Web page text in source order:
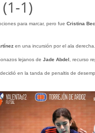
1)
para marcar, pero fue Cristina
en una incursión por el ala
lejanos de Jade Abdel , recurso
en la tanda de penaltis de